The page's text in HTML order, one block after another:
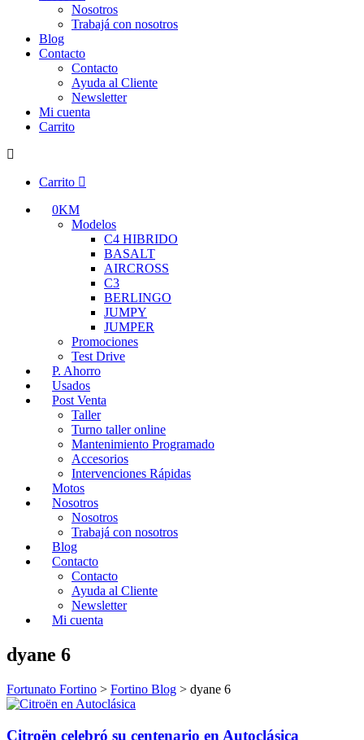
Nosotros
Trabajá con nosotros
Blog
Contacto
Contacto
Ayuda al Cliente
Newsletter
Mi cuenta
Carrito
Carrito
0KM
Modelos
C4 HIBRIDO
BASALT
AIRCROSS
C3
BERLINGO
JUMPY
JUMPER
Promociones
Test Drive
P. Ahorro
Usados
Post Venta
Taller
Turno taller online
Mantenimiento Programado
Accesorios
Intervenciones Rápidas
Motos
Nosotros
Nosotros
Trabajá con nosotros
Blog
Contacto
Contacto
Ayuda al Cliente
Newsletter
Mi cuenta
dyane 6
Fortunato Fortino > Fortino Blog > dyane 6
Citroën celebró su centenario en Autoclásica